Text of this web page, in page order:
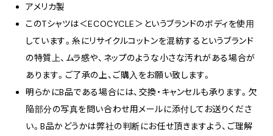
アメリカ製
このTシャツは＜ECOCYCLE＞というブランドのボディを使用
しています。糸にリサイクルコットンを混紡するというブランド
の特質上、ムラ感や、ネップのような小さな汚れがある場合が
あります。ご了承の上、ご購入をお願い致します。
明らかにB品である場合には、交換・キャンセルも承ります。欠
陥部分の写真を問い合わせ用メールに添付してお送りくださ
い。B品かどうかは弊社の判断にお任せ頂きますよう、ご理解